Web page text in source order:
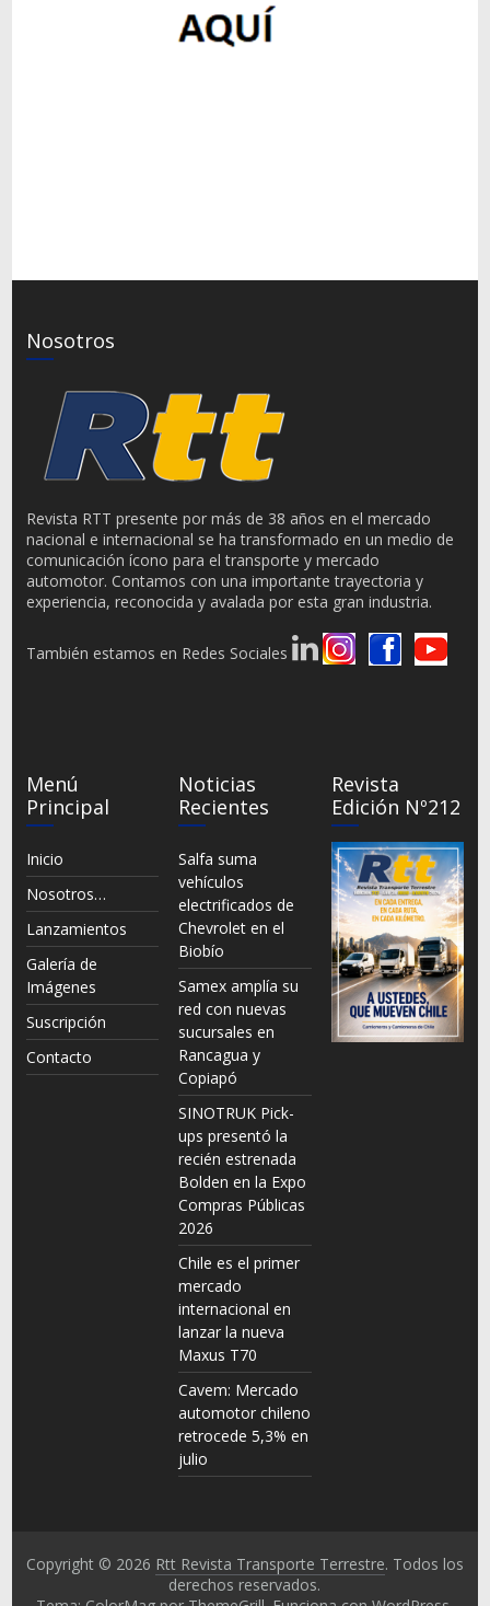
Nosotros
Revista RTT presente por más de 38 años en el mercado
nacional e internacional se ha transformado en un medio de
comunicación ícono para el transporte y mercado
automotor. Contamos con una importante trayectoria y
experiencia, reconocida y avalada por esta gran industria.
También estamos en Redes Sociales
Menú
Principal
Inicio
Nosotros…
Lanzamientos
Galería de
Imágenes
Suscripción
Contacto
Noticias
Recientes
Salfa suma
vehículos
electrificados de
Chevrolet en el
Biobío
Samex amplía su
red con nuevas
sucursales en
Rancagua y
Copiapó
SINOTRUK Pick-
ups presentó la
recién estrenada
Bolden en la Expo
Compras Públicas
2026
Chile es el primer
mercado
internacional en
lanzar la nueva
Maxus T70
Cavem: Mercado
automotor chileno
retrocede 5,3% en
julio
Revista
Edición Nº212
Copyright © 2026 Rtt Revista Transporte Terrestre. Todos los
derechos reservados.